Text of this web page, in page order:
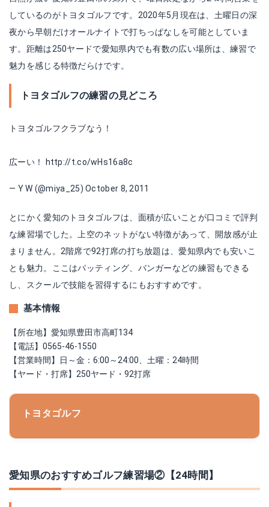
しているのがトヨタゴルフです。2020年5月現在は、土曜日の深
夜から早朝だけオールナイトで打ちっぱなしを可能としていま
す。距離は250ヤードで愛知県内でも有数の広い場所は、練習で
魅力を感じる特徴だらけです。
トヨタゴルフの練習の見どころ
トヨタゴルフクラブなう！
広ーい！ http://t.co/wHs16a8c
— Y W (@miya_25)October 8, 2011
とにかく愛知のトヨタゴルフは、面積が広いことが口コミで評判
な練習場でした。上空のネットがない特徴があって、開放感が止
まりません。2階席で92打席の打ち放題は、愛知県内でも安いこ
とも魅力。ここはパッティング、バンガーなどの練習もできる
し、スクールで技能を習得するにもおすすめです。
基本情報
【所在地】愛知県豊田市高町134
【電話】0565-46-1550
【営業時間】日～金：6:00～24:00、土曜：24時間
【ヤード・打席】250ヤード・92打席
トヨタゴルフ
愛知県のおすすめゴルフ練習場②【24時間】